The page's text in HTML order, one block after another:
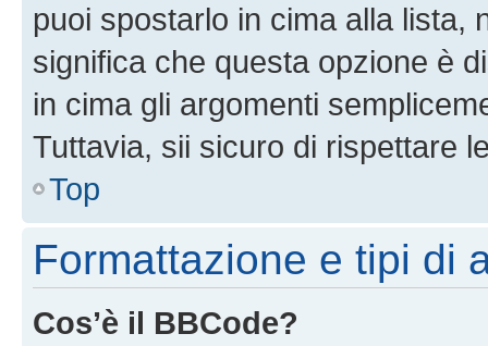
puoi spostarlo in cima alla lista,
significa che questa opzione è
in cima gli argomenti
Tuttavia, sii sicuro di rispettare
Top
Formattazione e tipi di
Cos’è il BBCode?